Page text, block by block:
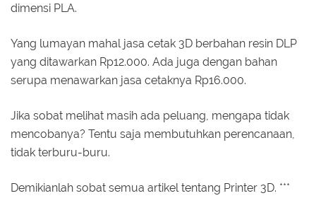
dimensi PLA.
Yang lumayan mahal jasa cetak 3D berbahan resin DLP
yang ditawarkan Rp12.000. Ada juga dengan bahan
serupa menawarkan jasa cetaknya Rp16.000.
Jika sobat melihat masih ada peluang, mengapa tidak
mencobanya? Tentu saja membutuhkan perencanaan,
tidak terburu-buru.
Demikianlah sobat semua artikel tentang Printer 3D. ***